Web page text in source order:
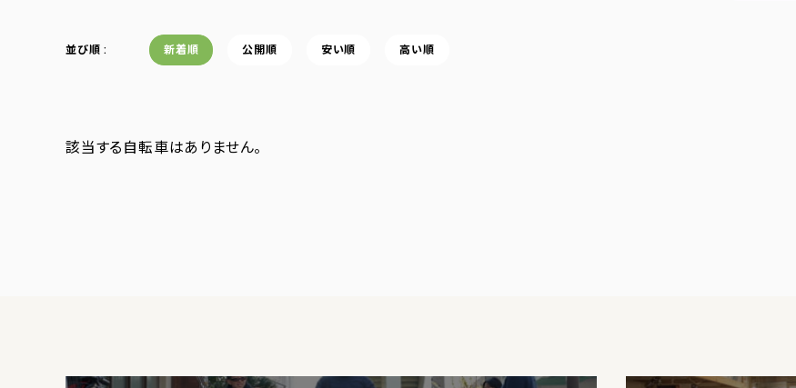
並び順 新着順 公開順 安い順 高い順
該当する自転車はありません。